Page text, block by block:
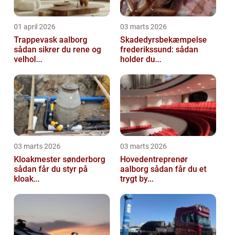
01 april 2026
Trappevask aalborg
sådan sikrer du rene og
velhol...
03 marts 2026
Skadedyrsbekæmpelse
frederikssund: sådan
holder du...
03 marts 2026
Kloakmester sønderborg
sådan får du styr på
kloak...
03 marts 2026
Hovedentreprenør
aalborg sådan får du et
trygt by...